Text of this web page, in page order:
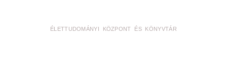
ÉLETTUDOMÁNYI KÖZPONT ÉS KÖNYVTÁR